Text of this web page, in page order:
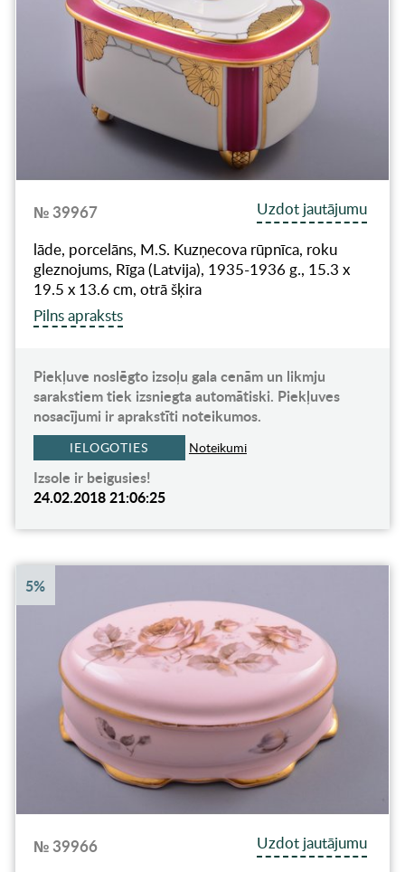
№ 39967
Uzdot jautājumu
lāde, porcelāns, M.S. Kuzņecova rūpnīca, roku
gleznojums, Rīga (Latvija), 1935-1936 g., 15.3 x
19.5 x 13.6 cm, otrā šķira
Pilns apraksts
Piekļuve noslēgto izsoļu gala cenām un likmju
sarakstiem tiek izsniegta automātiski. Piekļuves
nosacījumi ir aprakstīti noteikumos.
IELOGOTIES Noteikumi
Izsole ir beigusies!
24.02.2018 21:06:25
5%
№ 39966
Uzdot jautājumu